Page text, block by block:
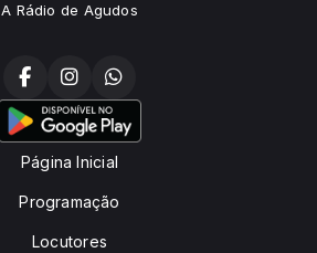
A Rádio de Agudos
Página Inicial
Programação
Locutores